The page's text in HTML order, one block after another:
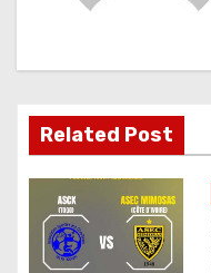
l
’
a
Related Post